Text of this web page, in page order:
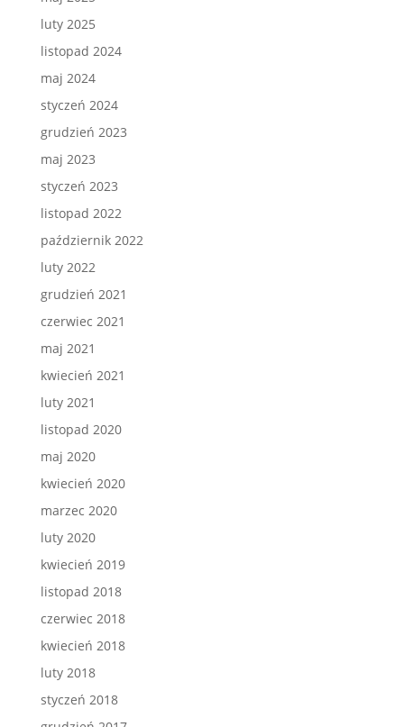
luty 2025
listopad 2024
maj 2024
styczeń 2024
grudzień 2023
maj 2023
styczeń 2023
listopad 2022
październik 2022
luty 2022
grudzień 2021
czerwiec 2021
maj 2021
kwiecień 2021
luty 2021
listopad 2020
maj 2020
kwiecień 2020
marzec 2020
luty 2020
kwiecień 2019
listopad 2018
czerwiec 2018
kwiecień 2018
luty 2018
styczeń 2018